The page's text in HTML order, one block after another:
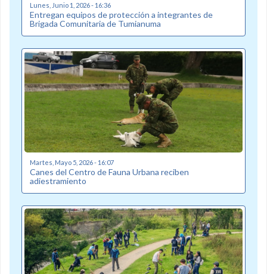
Lunes, Junio 1, 2026 - 16:36
Entregan equipos de protección a integrantes de
Brigada Comunitaria de Tumianuma
Martes, Mayo 5, 2026 - 16:07
Canes del Centro de Fauna Urbana reciben
adiestramiento